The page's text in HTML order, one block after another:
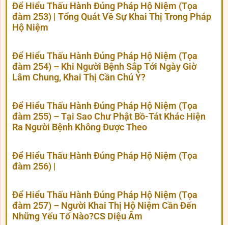
Để Hiểu Thấu Hành Đúng Pháp Hộ Niệm (Tọa
đàm 253) | Tổng Quát Về Sự Khai Thị Trong Pháp
Hộ Niệm
Để Hiểu Thấu Hành Đúng Pháp Hộ Niệm (Tọa
đàm 254) – Khi Người Bệnh Sắp Tới Ngày Giờ
Lâm Chung, Khai Thị Cần Chú Ý?
Để Hiểu Thấu Hành Đúng Pháp Hộ Niệm (Tọa
đàm 255) – Tại Sao Chư Phật Bồ-Tát Khác Hiện
Ra Người Bệnh Không Được Theo
Để Hiểu Thấu Hành Đúng Pháp Hộ Niệm (Tọa
đàm 256) |
Để Hiểu Thấu Hành Đúng Pháp Hộ Niệm (Tọa
đàm 257) – Người Khai Thị Hộ Niệm Cần Đến
Những Yếu Tố Nào?CS Diệu Âm